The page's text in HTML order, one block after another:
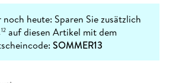
noch heute: Sparen Sie zusätzlich
12 auf diesen Artikel mit dem
SOMMER13